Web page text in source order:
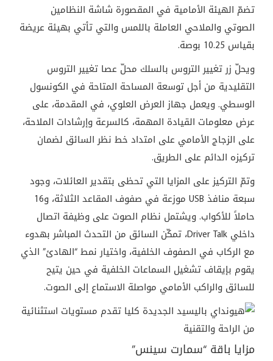
تضمّ الهيئة الأمامية في المقصورة شاشة النظامين
الصوتي والملاحي العاملة باللمس والتي تأتي بهيئة عريضة
بقياس 10.25 بوصة.
ويحلّ زر تغيير التروس بالسلك محلّ عصا تغيير التروس
التقليدية من أجل توسعة المساحة المتاحة في الكونسول
الوسطي. ويعمل جهاز العرض العلوي، في المقدمة، على
عرض معلومات القيادة المهمة، كالسرعة وإرشادات الملاحة،
على الزجاج الأمامي على امتداد خط نظر السائق لضمان
تركيزه الدائم على الطريق.
وتمّ التركيز على المزايا التي تحظى بتقدير العائلات، وجود
سبعة منافذ USB موزعة في صفوف المقاعد الثلاثة، و16
حاملاً للأكواب. ويشتمل نظام الصوت على وظيفة اتصال
داخلي Driver Talk، تمكّن السائق من التحدث المباشر بهدوء
مع الركاب في الصفوف الخلفية، واختيار نمط “الهادئ” الذي
يقوم بإيقاف تشغيل السماعات الخلفية في حين يتيح
للسائق والراكب الأمامي مواصلة الاستماع إلى الصوت.
مزايا باقة “سمارت سينس”